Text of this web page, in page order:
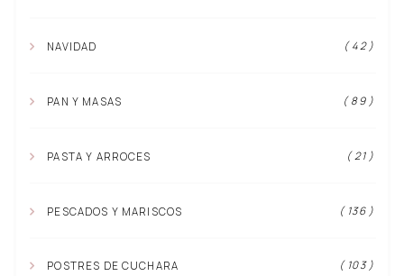
NAVIDAD ( 42 )
PAN Y MASAS ( 89 )
PASTA Y ARROCES ( 21 )
PESCADOS Y MARISCOS ( 136 )
POSTRES DE CUCHARA ( 103 )